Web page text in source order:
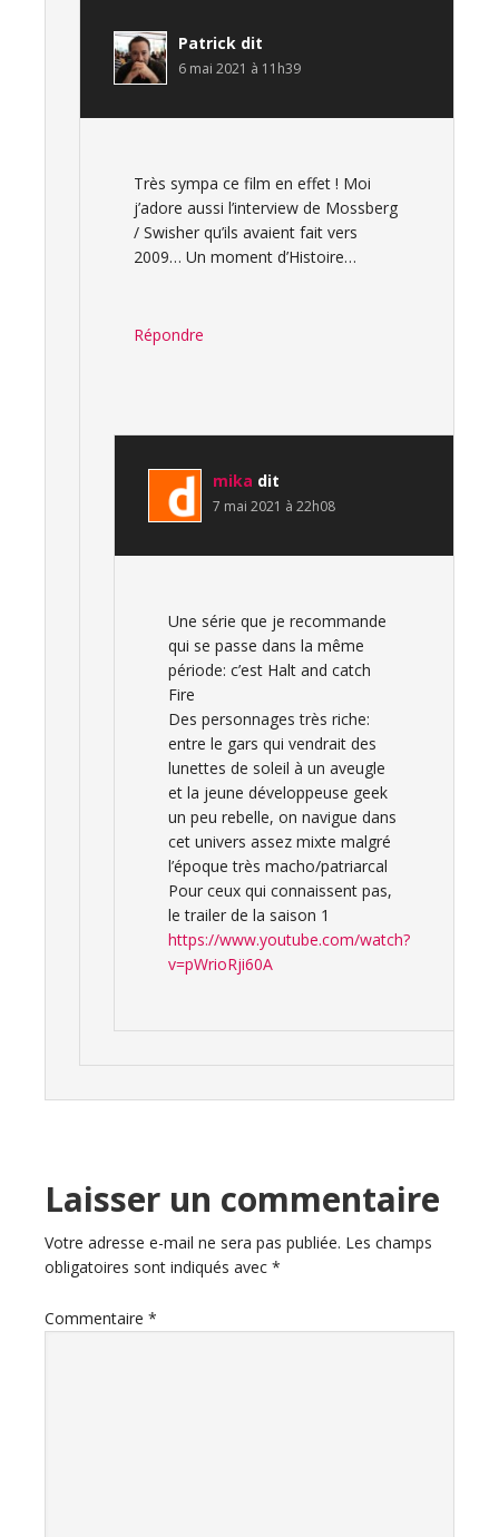
Patrick dit
6 mai 2021 à 11h39
Très sympa ce film en effet ! Moi
j’adore aussi l’interview de Mossberg
/ Swisher qu’ils avaient fait vers
2009… Un moment d’Histoire…
Répondre
mika dit
7 mai 2021 à 22h08
Une série que je recommande
qui se passe dans la même
période: c’est Halt and catch
Fire
Des personnages très riche:
entre le gars qui vendrait des
lunettes de soleil à un aveugle
et la jeune développeuse geek
un peu rebelle, on navigue dans
cet univers assez mixte malgré
l’époque très macho/patriarcal
Pour ceux qui connaissent pas,
le trailer de la saison 1
https://www.youtube.com/watch?
v=pWrioRji60A
Laisser un commentaire
Votre adresse e-mail ne sera pas publiée. Les champs
obligatoires sont indiqués avec *
Commentaire *